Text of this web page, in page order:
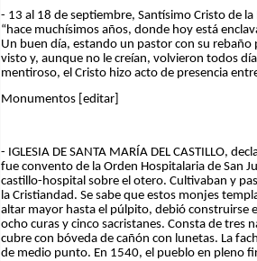
- 13 al 18 de septiembre, Santísimo Cristo de
“hace muchísimos años, donde hoy está
Un buen día, estando un pastor con su rebaño
visto y, aunque no le creían, volvieron todos
mentiroso, el Cristo hizo acto de presencia
Monumentos [editar]
- IGLESIA DE SANTA MARÍA DEL CASTILLO,
fue convento de la Orden Hospitalaria de San
castillo-hospital sobre el otero. Cultivaban y
la Cristiandad. Se sabe que estos monjes
altar mayor hasta el púlpito, debió construirse
ocho curas y cinco sacristanes. Consta de tres
cubre con bóveda de cañón con lunetas. La
de medio punto. En 1540, el pueblo en pleno